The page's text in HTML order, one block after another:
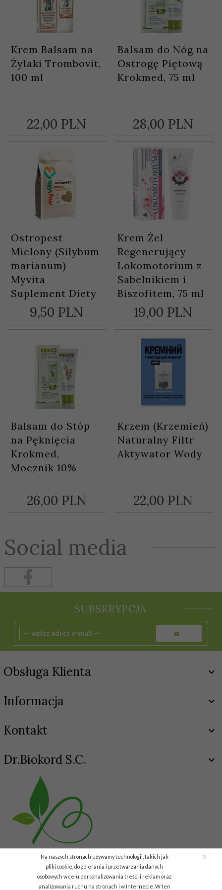
Krem Balsam na
Żylaki Trombovit,
100 ml
22,00 PLN
Balsam do Nóg na
Ostrogę Piętową
Krokmed, 75 ml
28,00 PLN
Ostropest
Mielony (Silybum
marianum)
Myvita
Suplement Diety
9,50 PLN
Krem Żel
Regenerujący
Lokomotorium z
Sabelnikiem i
Biszofitem, 75 ml
19,00 PLN
Balsam do Stóp
na Pęknięcia
Krokmed,
Mocznik 10%
26,00 PLN
Krzem (Krzemień)
Naturalny Filtr
Aktywator Wody
22,00 PLN
Social media
SUBSKRYPCJA
Obsługa Klienta
Informacja
Kontakt
Dr.Biokord S.C.
Na naszych stronach używamy technologii, takich jak
pliki cookie, do zbierania i przetwarzania danych
osobowych w celu personalizowania treści i reklam oraz
analizowania ruchu na stronach i w Internecie. W ten
x